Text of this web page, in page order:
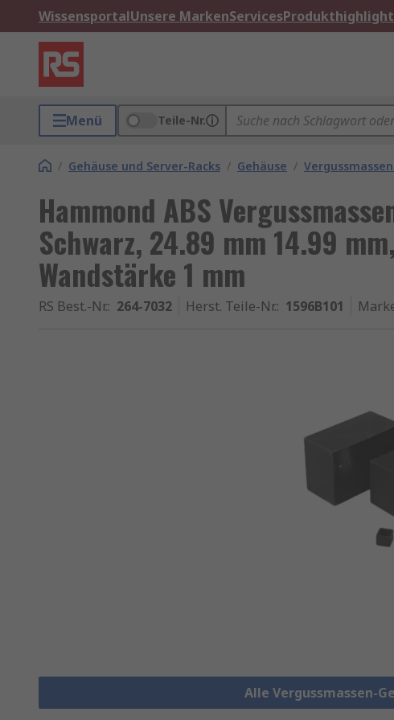
WissensportalUnsere MarkenServices
Menü Teile-Nr.
/ Gehäuse und Server-Racks / Gehäuse /
Hammond ABS
Schwarz, 24.89 mm 14.99
Wandstärke 1 mm
RS Best.-Nr.: 264-7032 Herst. Teile-Nr.: 1596B101
Alle Vergussmassen-